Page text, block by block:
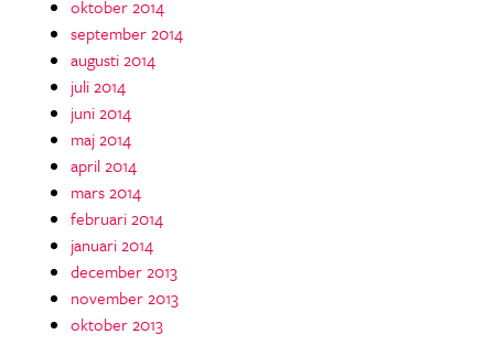
oktober 2014
september 2014
augusti 2014
juli 2014
juni 2014
maj 2014
april 2014
mars 2014
februari 2014
januari 2014
december 2013
november 2013
oktober 2013